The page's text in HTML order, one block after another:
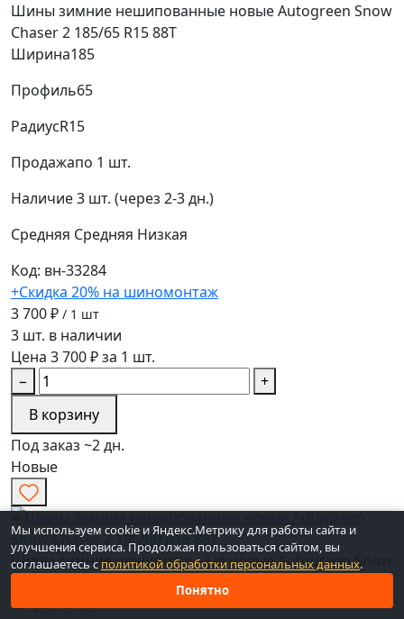
Шины зимние нешипованные новые Autogreen Snow
Chaser 2 185/65 R15 88T
Ширина185
Профиль65
РадиусR15
Продажапо 1 шт.
Наличие3 шт. (через 2-3 дн.)
Средняя Средняя Низкая
Код: вн-33284
+Скидка 20% на шиномонтаж
3 700 ₽ / 1 шт
3 шт. в наличии
Цена 3 700 ₽ за 1 шт.
−
+
В корзину
Под заказ ~2 дн.
Новые
Шины зимние нешипованные новые Autogreen Snow
Chaser 2 195/60 R15 88T
Ширина195
Мы используем cookie и Яндекс.Метрику для работы сайта и
улучшения сервиса. Продолжая пользоваться сайтом, вы
соглашаетесь с политикой обработки персональных данных.
Понятно